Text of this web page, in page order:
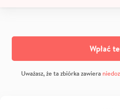
Wpłać
Uważasz, że ta zbiórka zawiera